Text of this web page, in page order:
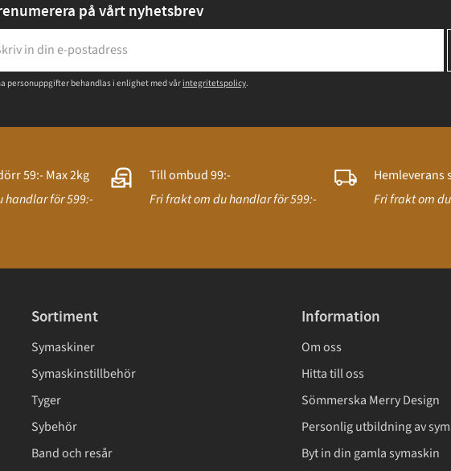
på vårt nyhetsbrev
personuppgifter behandlas i enlighet med vårintegritetspolicy.
59:- Max 2kg
handlar för 599:-
Till ombud 99:-
Fri frakt om du handlar för 599:-
Hemleverans
Fri frakt om
Sortiment
Symaskiner
Symaskinstillbehör
Tyger
Sybehör
Band och resår
Information
Om oss
Hitta till oss
Sömmerska Merry Design
Personlig utbildning av
Byt in din gamla symaskin